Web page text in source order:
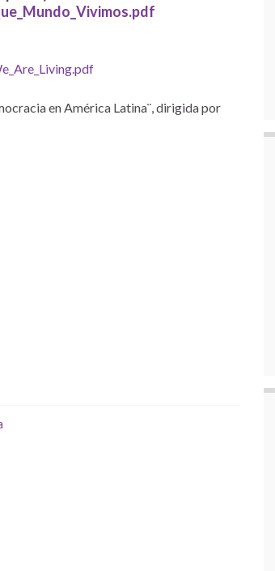
en América Latina¨, dirigida por